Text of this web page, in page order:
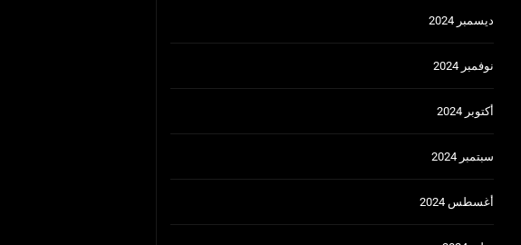
ديسمبر 2024
نوفمبر 2024
أكتوبر 2024
سبتمبر 2024
أغسطس 2024